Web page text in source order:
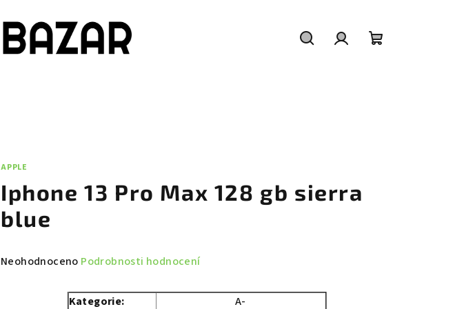
APPLE
Iphone 13 Pro Max 128 gb sierra
blue
Průměrné
Neohodnoceno Podrobnosti hodnocení
Kategorie:
A-